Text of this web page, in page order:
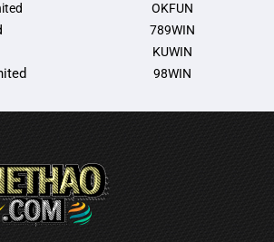
OKFUN
789WIN
KUWIN
98WIN